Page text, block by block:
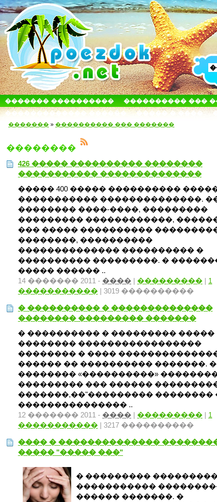
������� ����������
���������� ���
������������� ������
����� � ����
������� » ���������� ��� �������
��������
426 ����� ���������� ��������
����������� ��������������
����� 400 ����� ����������
����������� ��������������.
�������� ����-����, ���������
��������� ������������,
��� ����� ����������
��������, ����������
�������������� ���������� �
���������� ���������. �
����� ������ ..
14 ������� 2011 - ���� | ��������� | 1
����������� | 3019 ����������
� ���������� � ��������������
�������� ��������� �������
� ���������� � ��������� �����
�������� �����������������
�������� � ����
������ �� ���������� �������.
�������� «����������»
��������� ��� ������
�������,��"��������� ��������
��������������� ..
12 ������� 2011 - ���� | ��������� | 1
����������� | 3217 ����������
���� � ��������������
����� "����� ���"
� ���������
�����������
������ �������. �